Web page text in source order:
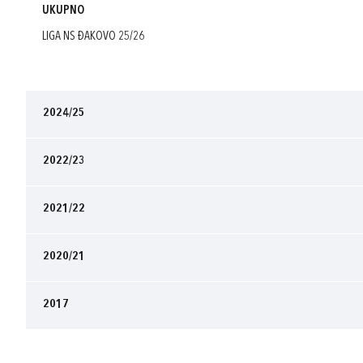
UKUPNO
LIGA NS ĐAKOVO 25/26
2024/25
2022/23
2021/22
2020/21
2017